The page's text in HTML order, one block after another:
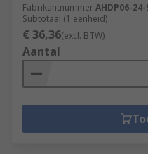
FabrikantnummerAHDP06-24-
Subtotaal (1 eenheid)
€ 36,36(excl. BTW)
Aantal